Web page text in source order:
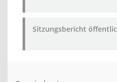
Sitzungsbericht